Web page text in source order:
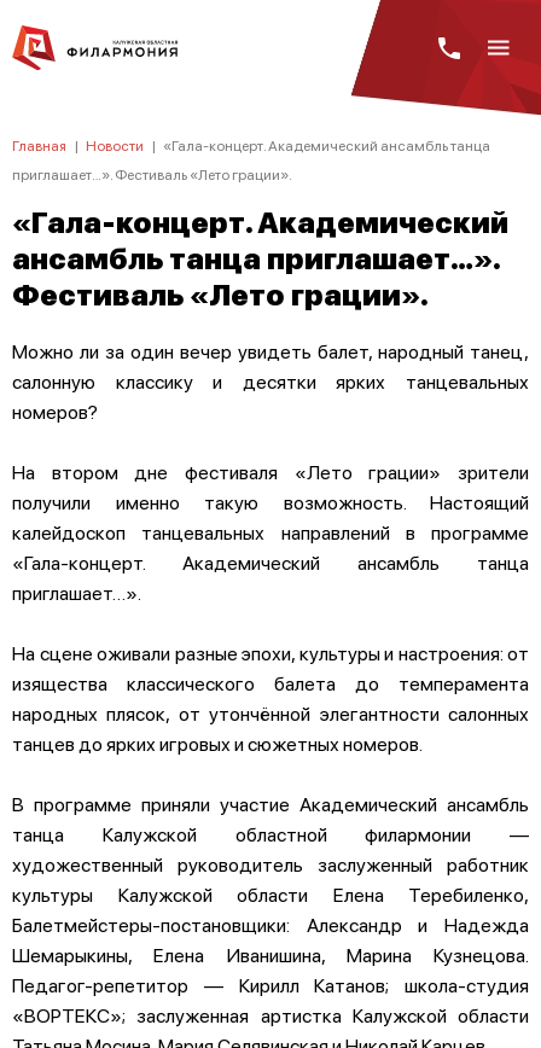
Главная | Новости | «Гала-концерт. Академический ансамбль танца
приглашает…». Фестиваль «Лето грации».
«Гала-концерт. Академический
ансамбль танца приглашает…».
Фестиваль «Лето грации».
Можно ли за один вечер увидеть балет, народный танец,
салонную классику и десятки ярких танцевальных
номеров?
На втором дне фестиваля «Лето грации» зрители
получили именно такую возможность. Настоящий
калейдоскоп танцевальных направлений в программе
«Гала-концерт. Академический ансамбль танца
приглашает…».
На сцене оживали разные эпохи, культуры и настроения: от
изящества классического балета до темперамента
народных плясок, от утончённой элегантности салонных
танцев до ярких игровых и сюжетных номеров.
В программе приняли участие Академический ансамбль
танца Калужской областной филармонии —
художественный руководитель заслуженный работник
культуры Калужской области Елена Теребиленко,
Балетмейстеры‑постановщики: Александр и Надежда
Шемарыкины, Елена Иванишина, Марина Кузнецова.
Педагог‑репетитор — Кирилл Катанов; школа-студия
«ВОРТЕКС»; заслуженная артистка Калужской области